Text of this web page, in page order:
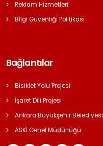
Reklam Hizmetleri
Bilgi Güvenliği Politikası
Bağlantılar
Bisiklet Yolu Projesi
İşaret Dili Projesi
Ankara Büyükşehir Belediyesi
ASKİ Genel Müdürlüğü